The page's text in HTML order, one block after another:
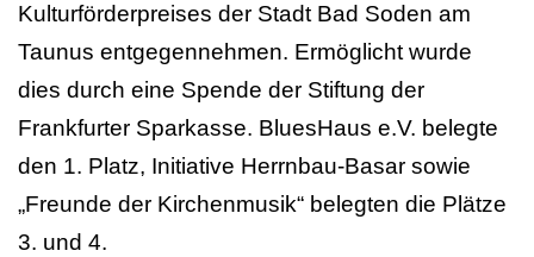
Kulturförderpreises der Stadt Bad Soden am
Taunus entgegennehmen. Ermöglicht wurde
dies durch eine Spende der Stiftung der
Frankfurter Sparkasse. BluesHaus e.V. belegte
den 1. Platz, Initiative Herrnbau-Basar sowie
„Freunde der Kirchenmusik“ belegten die Plätze
3. und 4.